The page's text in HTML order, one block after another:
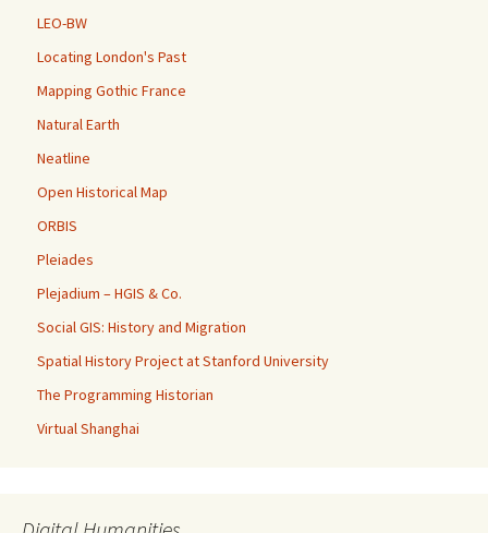
LEO-BW
Locating London's Past
Mapping Gothic France
Natural Earth
Neatline
Open Historical Map
ORBIS
Pleiades
Plejadium – HGIS & Co.
Social GIS: History and Migration
Spatial History Project at Stanford University
The Programming Historian
Virtual Shanghai